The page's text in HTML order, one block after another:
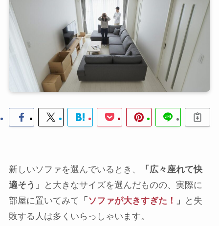
新しいソファを選んでいるとき、
「広々座れて快
適そう」
と大きなサイズを選んだものの、実際に
部屋に置いてみて 「 ソファが大きすぎた！ 」
と失
敗する人は多くいらっしゃいます。